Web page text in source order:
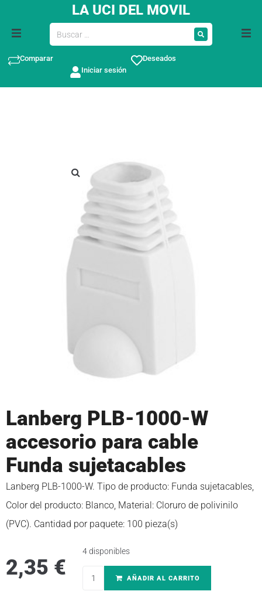
LA UCI DEL MOVIL
Comparar
Deseados
Iniciar sesión
Lanberg PLB-1000-W
accesorio para cable
Funda sujetacables
Lanberg PLB-1000-W. Tipo de producto: Funda sujetacables,
Color del producto: Blanco, Material: Cloruro de polivinilo
(PVC). Cantidad por paquete: 100 pieza(s)
2,35 €
4 disponibles
AÑADIR AL CARRITO